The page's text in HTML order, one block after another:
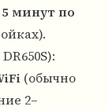
5 минут по
(обычно
2–